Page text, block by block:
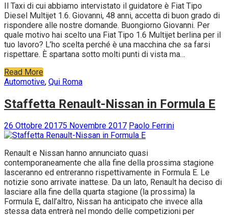
Il Taxi di cui abbiamo intervistato il guidatore è Fiat Tipo
Diesel Multijet 1.6. Giovanni, 48 anni, accetta di buon grado di
rispondere alle nostre domande. Buongiorno Giovanni. Per
quale motivo hai scelto una Fiat Tipo 1.6 Multijet berlina per il
tuo lavoro? L’ho scelta perché è una macchina che sa farsi
rispettare. È spartana sotto molti punti di vista ma…
Read More
Automotive, Qui Roma
Staffetta Renault-Nissan in Formula E
26 Ottobre 20175 Novembre 2017 Paolo Ferrini
Renault e Nissan hanno annunciato quasi
contemporaneamente che alla fine della prossima stagione
lasceranno ed entreranno rispettivamente in Formula E. Le
notizie sono arrivate inattese. Da un lato, Renault ha deciso di
lasciare alla fine della quarta stagione (la prossima) la
Formula E, dall’altro, Nissan ha anticipato che invece alla
stessa data entrerà nel mondo delle competizioni per